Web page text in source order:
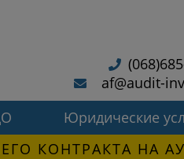
af@audit-
Юридические
КОНТРАКТА НА